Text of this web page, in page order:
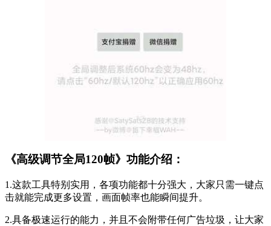
《高级调节全局120帧》功能介绍：
1.这款工具特别实用，各项功能都十分强大，大家只需一键点
击就能完成更多设置，画面帧率也能瞬间提升。
2.具备极速运行的能力，并且不会附带任何广告垃圾，让大家